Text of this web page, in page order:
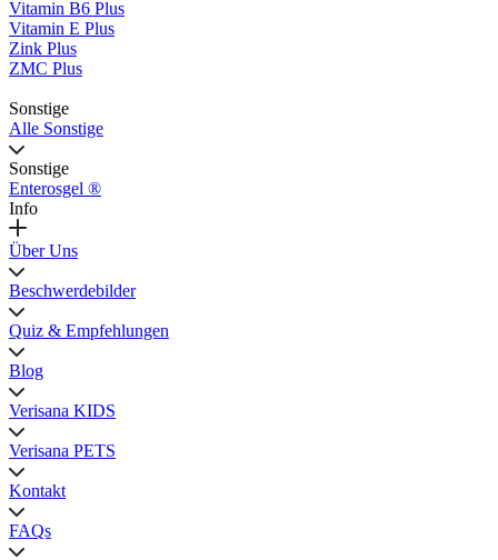
Vitamin B6 Plus
Vitamin E Plus
Zink Plus
ZMC Plus
Sonstige
Alle Sonstige
Sonstige
Enterosgel ®
Info
Über Uns
Beschwerdebilder
Quiz & Empfehlungen
Blog
Verisana KIDS
Verisana PETS
Kontakt
FAQs